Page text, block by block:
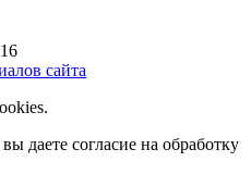
сайта
даете согласие на обработку